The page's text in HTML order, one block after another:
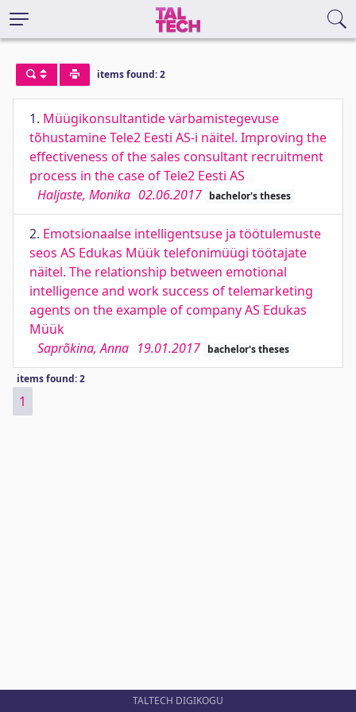
items found: 2
1. Müügikonsultantide värbamistegevuse
tõhustamine Tele2 Eesti AS-i näitel. Improving the
effectiveness of the sales consultant recruitment
process in the case of Tele2 Eesti AS
Haljaste, Monika 02.06.2017 bachelor's theses
2. Emotsionaalse intelligentsuse ja töötulemuste
seos AS Edukas Müük telefonimüügi töötajate
näitel. The relationship between emotional
intelligence and work success of telemarketing
agents on the example of company AS Edukas
Müük
Saprõkina, Anna 19.01.2017 bachelor's theses
items found: 2
1
TALTECH DIGIKOGU